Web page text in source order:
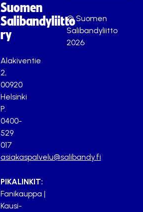
Suomen
Salibandyliitto
ry
Alakiventie
2,
00920
Helsinki
P.
0400-
529
017
asiakaspalvelu@salibandy.fi
PIKALINKIT:
Fanikauppa |
Kausi-
© Suomen
Salibandyliitto
2026